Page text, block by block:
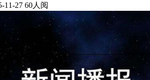
11-27 60人阅